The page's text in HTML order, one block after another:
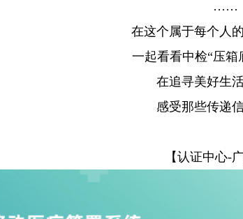
……
在这个属于每个人
一起看看中检“压箱
在追寻美好生
感受那些传递
【认证中心-